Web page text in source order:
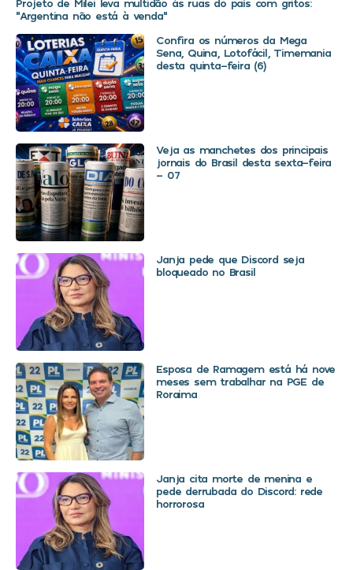
“Argentina não está à venda”
Confira os números da Mega
Sena, Quina, Lotofácil, Timemania
desta quinta-feira (6)
Veja as manchetes dos principais
jornais do Brasil desta sexta-feira
– 07
Janja pede que Discord seja
bloqueado no Brasil
Esposa de Ramagem está há nove
meses sem trabalhar na PGE de
Roraima
Janja cita morte de menina e
pede derrubada do Discord: rede
horrorosa